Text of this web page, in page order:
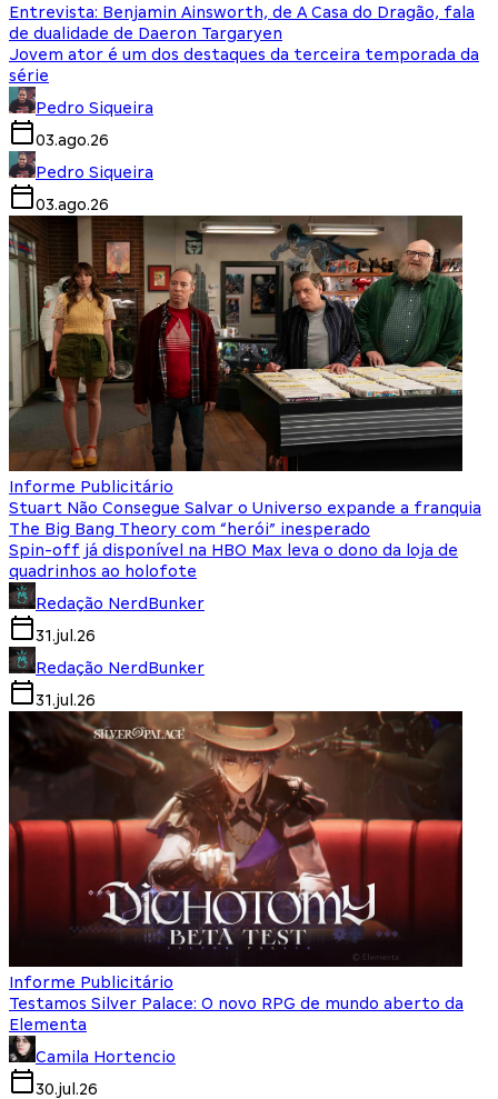
Entrevista: Benjamin Ainsworth, de A Casa do Dragão, fala
de dualidade de Daeron Targaryen
Jovem ator é um dos destaques da terceira temporada da
série
Pedro Siqueira
03.ago.26
Pedro Siqueira
03.ago.26
Informe Publicitário
Stuart Não Consegue Salvar o Universo expande a franquia
The Big Bang Theory com “herói” inesperado
Spin-off já disponível na HBO Max leva o dono da loja de
quadrinhos ao holofote
Redação NerdBunker
31.jul.26
Redação NerdBunker
31.jul.26
Informe Publicitário
Testamos Silver Palace: O novo RPG de mundo aberto da
Elementa
Camila Hortencio
30.jul.26